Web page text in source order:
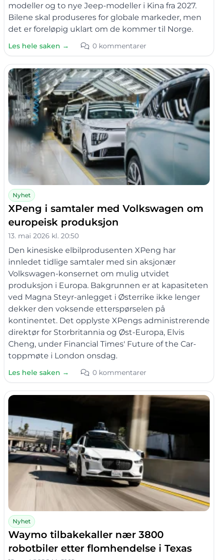
modeller og to nye Jeep-modeller i Kina fra 2027.
Bilene skal produseres for globale markeder, men
det er foreløpig uklart om de kommer til Norge.
Les hele saken → 0 kommentarer
Nyhet
XPeng i samtaler med Volkswagen om
europeisk produksjon
13. mai 2026 kl. 20:50
Den kinesiske elbilprodusenten XPeng har
innledet tidlige samtaler med sin aksjonær
Volkswagen-konsernet om mulig utvidet
produksjon i Europa. Bakgrunnen er at kapasiteten
ved Magna Steyr-anlegget i Østerrike ikke lenger
dekker den voksende etterspørselen på
kontinentet. Det opplyste XPengs administrerende
direktør for Storbritannia og Øst-Europa, Elvis
Cheng, under Financial Times' Future of the Car-
toppmøte i London onsdag.
Les hele saken → 0 kommentarer
Nyhet
Waymo tilbakekaller nær 3800
robotbiler etter flomhendelse i Texas